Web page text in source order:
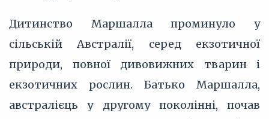
Дитинство Маршалла проминуло у
сільській Австралії, серед екзотичної
природи, повної дивовижних тварин і
екзотичних рослин. Батько Маршалла,
австралієць у другому поколінні, почав